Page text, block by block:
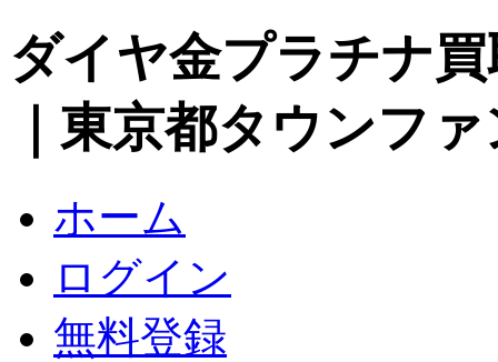
ダイヤ金プラチナ
｜東京都タウンフ
ホーム
ログイン
無料登録